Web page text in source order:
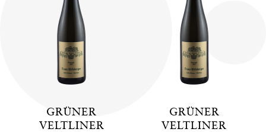
GRÜNER
VELTLINER
GRÜNER
VELTLINER